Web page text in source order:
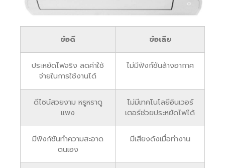
ข้อดี ข้อเสีย
ประหยัดไฟจริง ลดค่าใช้
จ่ายในการใช้งานได้
ไม่มีฟังก์ชันล้างอากาศ
ดีไซน์สวยงาม หรูหราดู
แพง
ไม่มีเทคโนโลยีอินเวอร์
เตอร์ช่วยประหยัดไฟได้
มีฟังก์ชันทำความสะอาด
ตนเอง
มีเสียงดังเมื่อทำงาน